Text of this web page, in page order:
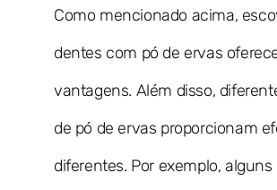
Como mencionado acima,
dentes com pó de ervas
vantagens. Além disso,
de pó de ervas proporcionam
diferentes. Por exemplo, alguns